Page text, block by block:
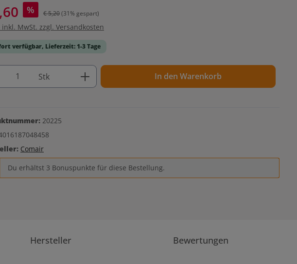
% € 5,20(31% gespart)
inkl. MwSt. zzgl. Versandkosten
verfügbar, Lieferzeit: 1-3 Tage
Anzahl: Gib den gewünschten Wert ein oder
Stk In den Warenkorb
20225
Comair
Du erhältst 3 Bonuspunkte für diese Bestellung.
Hersteller Bewertungen